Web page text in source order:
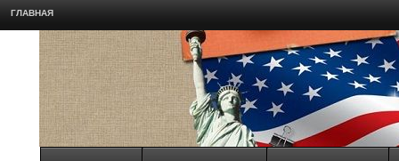
ГЛАВНАЯ